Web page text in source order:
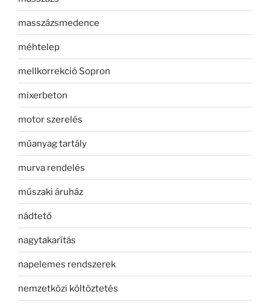
masszázsmedence
méhtelep
mellkorrekció Sopron
mixerbeton
motor szerelés
műanyag tartály
murva rendelés
műszaki áruház
nádtető
nagytakarítás
napelemes rendszerek
nemzetközi költöztetés